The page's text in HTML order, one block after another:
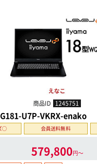
商品ID 1245751
U7P-VKRX-enako
○ 会員送料無料
579,800円〜